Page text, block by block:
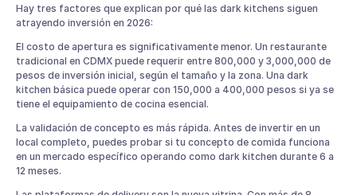
Hay tres factores que explican por qué las dark kitchens siguen
atrayendo inversión en 2026:
El costo de apertura es significativamente menor. Un restaurante
tradicional en CDMX puede requerir entre 800,000 y 3,000,000 de
pesos de inversión inicial, según el tamaño y la zona. Una dark
kitchen básica puede operar con 150,000 a 400,000 pesos si ya se
tiene el equipamiento de cocina esencial.
La validación de concepto es más rápida. Antes de invertir en un
local completo, puedes probar si tu concepto de comida funciona
en un mercado específico operando como dark kitchen durante 6 a
12 meses.